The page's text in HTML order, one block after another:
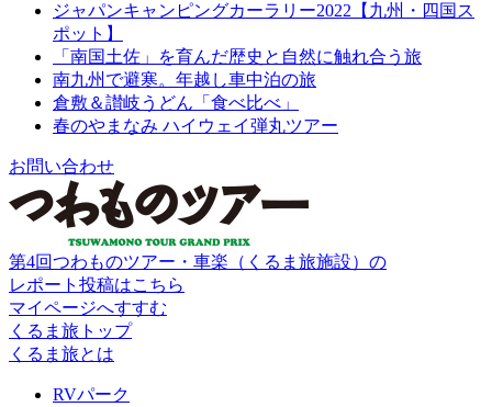
ジャパンキャンピングカーラリー2022【九州・四国ス
ポット】
「南国土佐」を育んだ歴史と自然に触れ合う旅
南九州で避寒。年越し車中泊の旅
倉敷＆讃岐うどん「食べ比べ」
春のやまなみ ハイウェイ弾丸ツアー
お問い合わせ
第4回つわものツアー・車楽（くるま旅施設）の
レポート投稿はこちら
マイページへすすむ
くるま旅トップ
くるま旅とは
RVパーク